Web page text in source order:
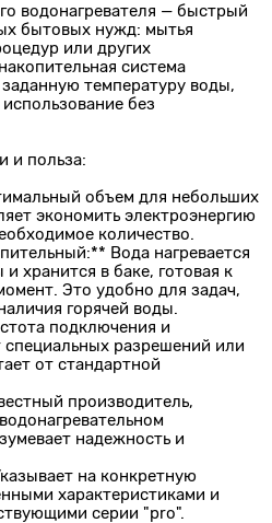
водонагревателя — быстрый
бытовых нужд: мытья
или других
система
температуру воды,
без
и польза:
объем для небольших
экономить электроэнергию
количество.
Вода нагревается
хранится в баке, готовая к
Это удобно для задач,
горячей воды.
подключения и
специальных разрешений или
от стандартной
производитель,
надежность и
на конкретную
характеристиками и
серии "pro".